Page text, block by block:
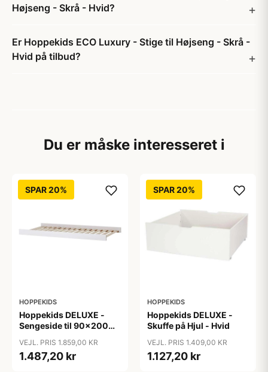
Højseng - Skrå - Hvid?
Er Hoppekids ECO Luxury - Stige til Højseng - Skrå -
Hvid på tilbud?
Du er måske interesseret i
SPAR 20%
HOPPEKIDS
Hoppekids DELUXE -
Sengeside til 90x200
VEJL. PRIS 1.859,00 KR
1.487,20 kr
SPAR 20%
HOPPEKIDS
Hoppekids DELUXE -
Skuffe på Hjul - Hvid
VEJL. PRIS 1.409,00 KR
1.127,20 kr